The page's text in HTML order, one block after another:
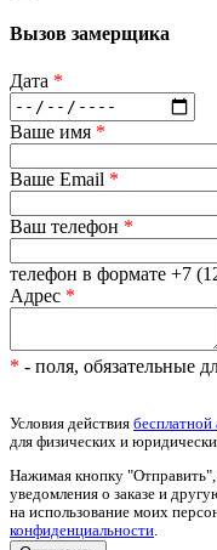
Вызов замерщика
Дата *
Ваше имя *
Ваше Email *
Ваш телефон *
телефон в формате +7
Адрес *
* - поля, обязательные
Условия действия бесплатной
для физических и
Нажимая кнопку "Отправить",
уведомления о заказе и
на использование моих
конфиденциальности